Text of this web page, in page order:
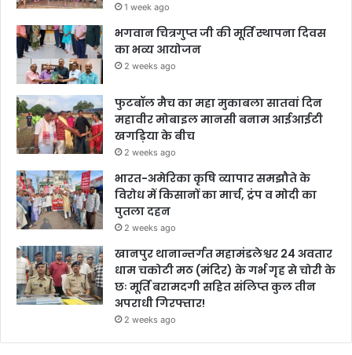
1 week ago
भगवान चित्रगुप्त जी की मूर्ति स्थापना दिवस
का भव्य आयोजन
2 weeks ago
फुटबॉल मैच का महा मुकाबला सातवां दिन
महावीर मोबाइल मानसी बनाम आईआईटी
खगड़िया के बीच
2 weeks ago
भारत-अमेरिका कृषि व्यापार समझौते के
विरोध में किसानों का मार्च, ट्रंप व मोदी का
पुतला दहन
2 weeks ago
खानपुर थानान्तर्गत महामंडलेश्वर 24 अवतार
धाम चकोटी मठ (मंदिर) के गर्भ गृह से चोरी के
छः मूर्ति बरामदगी सहित संलिप्त कुल तीन
अपराधी गिरफ्तार!
2 weeks ago